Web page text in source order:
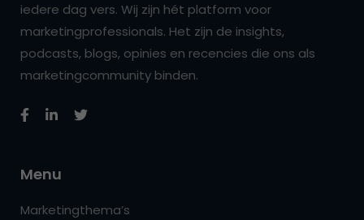
iedere dag vers. Wij zijn hét platform voor
marketingprofessionals. Het zijn de insights,
podcasts, blogs, opinies en recencies die ons als
marketingcommunity binden.
Menu
Marketingthema’s